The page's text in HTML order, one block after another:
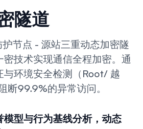
隧道
节点 - 源站三重动态加密隧
技术实现通信全程加密。通
与环境安全检测（Root/ 越
断99.9%的异常访问。
模型与行为基线分析，动态